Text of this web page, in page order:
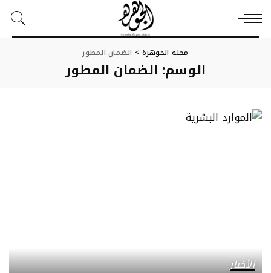
مجلة الجوهرة > الضمان المطور
الوسم: الضمان المطور
الأخبار